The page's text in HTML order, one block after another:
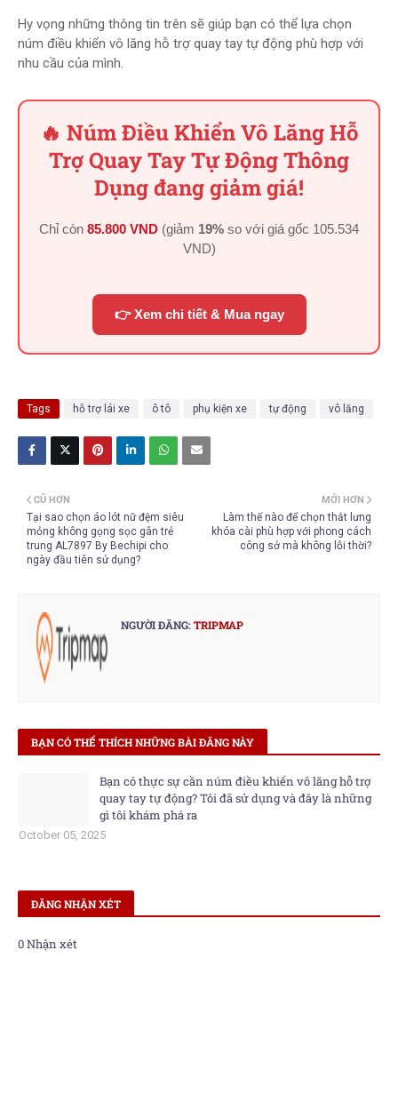
Hy vọng những thông tin trên sẽ giúp bạn có thể lựa chọn
núm điều khiển vô lăng hỗ trợ quay tay tự động phù hợp với
nhu cầu của mình.
🔥 Núm Điều Khiển Vô Lăng Hỗ
Trợ Quay Tay Tự Động Thông
Dụng đang giảm giá!
Chỉ còn 85.800 VND (giảm 19% so với giá gốc 105.534
VND)
👉 Xem chi tiết & Mua ngay
Tags hỗ trợ lái xe ô tô phụ kiện xe tự động vô lăng
MỚI HƠN
Làm thế nào để chọn thắt lưng
khóa cài phù hợp với phong cách
công sở mà không lỗi thời?
CŨ HƠN
Tại sao chọn áo lót nữ đệm siêu
mỏng không gọng sọc gân trẻ
trung AL7897 By Bechipi cho
ngày đầu tiên sử dụng?
NGƯỜI ĐĂNG:TRIPMAP
BẠN CÓ THỂ THÍCH NHỮNG BÀI ĐĂNG NÀY
Bạn có thực sự cần núm điều khiển vô lăng hỗ trợ
quay tay tự động? Tôi đã sử dụng và đây là những
gì tôi khám phá ra
October 05, 2025
ĐĂNG NHẬN XÉT
0 Nhận xét